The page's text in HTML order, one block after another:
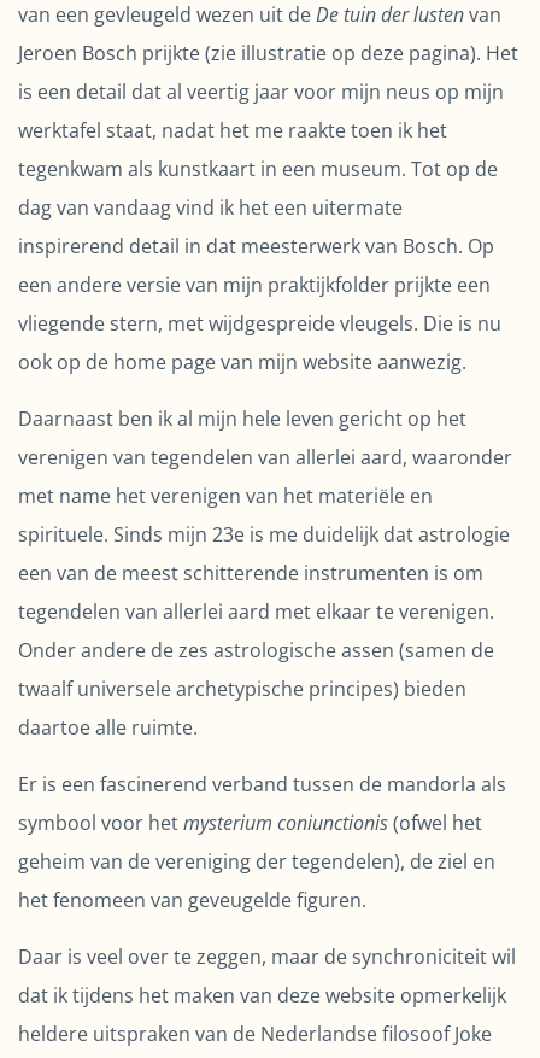
van een gevleugeld wezen uit deDe tuin der lustenvan
Jeroen Bosch prijkte (zie illustratie op deze pagina). Het
is een detail dat al veertig jaar voor mijn neus op mijn
werktafel staat, nadat het me raakte toen ik het
tegenkwam als kunstkaart in een museum. Tot op de
dag van vandaag vind ik het een uitermate
inspirerend detail in dat meesterwerk van Bosch. Op
een andere versie van mijn praktijkfolder prijkte een
vliegende stern, met wijdgespreide vleugels. Die is nu
ook op de home page van mijn website aanwezig.
Daarnaast ben ik al mijn hele leven gericht op het
verenigen van tegendelen van allerlei aard, waaronder
met name het verenigen van het materiële en
spirituele. Sinds mijn 23e is me duidelijk dat astrologie
een van de meest schitterende instrumenten is om
tegendelen van allerlei aard met elkaar te verenigen.
Onder andere de zes astrologische assen (samen de
twaalf universele archetypische principes) bieden
daartoe alle ruimte.
Er is een fascinerend verband tussen de mandorla als
symbool voor hetmysterium coniunctionis(ofwel het
geheim van de vereniging der tegendelen), de ziel en
het fenomeen van geveugelde figuren.
Daar is veel over te zeggen, maar de synchroniciteit wil
dat ik tijdens het maken van deze website opmerkelijk
heldere uitspraken van de Nederlandse filosoof Joke